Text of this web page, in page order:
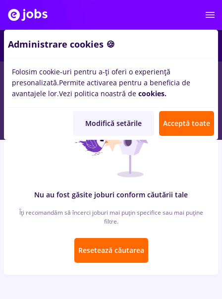
locuri de muncacu salarii Part timeinBran (Brasov)
Fara experientainTransport / Distributie, IT / Telecom
Nu au fost găsite joburi conform căutării tale
Îți recomandăm să încerci joburi mai puțin specifice sau mai puține
filtre.
Resetează căutarea
Administrare cookies 🍪
Folosim cookie-uri pentru a-ți oferi o experiență
presonalizată.Permite activarea pentru a beneficia de
avantajele lor.Vezi politica noastră de cookies.
Modifică setările Acceptă toate